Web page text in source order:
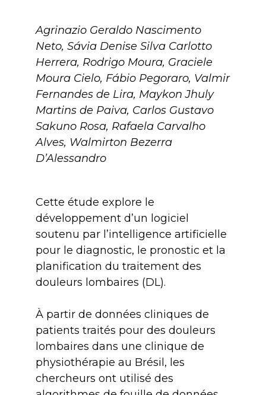
Agrinazio Geraldo Nascimento
Neto, Sávia Denise Silva Carlotto
Herrera, Rodrigo Moura, Graciele
Moura Cielo, Fábio Pegoraro, Valmir
Fernandes de Lira, Maykon Jhuly
Martins de Paiva, Carlos Gustavo
Sakuno Rosa, Rafaela Carvalho
Alves, Walmirton Bezerra
D’Alessandro
Cette étude explore le
développement d’un logiciel
soutenu par l’intelligence artificielle
pour le diagnostic, le pronostic et la
planification du traitement des
douleurs lombaires (DL).
À partir de données cliniques de
patients traités pour des douleurs
lombaires dans une clinique de
physiothérapie au Brésil, les
chercheurs ont utilisé des